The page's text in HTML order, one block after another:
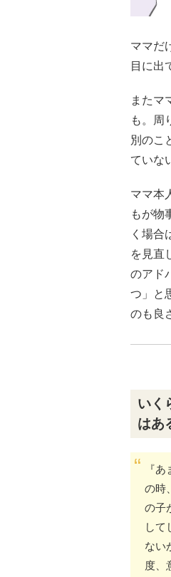
ママだ
目に出
またマ
も。周
別のこ
ていな
ママ本
もが物
く場合
を見直
のアド
つ」と
のも良
いく
はあ
『
の時
の子
して
ない
度、